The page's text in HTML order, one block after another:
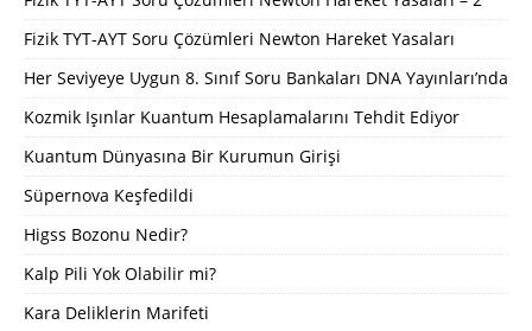
Fizik TYT-AYT Soru Çözümleri Newton Hareket Yasaları
Her Seviyeye Uygun 8. Sınıf Soru Bankaları DNA Yayınları’nda
Kozmik Işınlar Kuantum Hesaplamalarını Tehdit Ediyor
Kuantum Dünyasına Bir Kurumun Girişi
Süpernova Keşfedildi
Higss Bozonu Nedir?
Kalp Pili Yok Olabilir mi?
Kara Deliklerin Marifeti